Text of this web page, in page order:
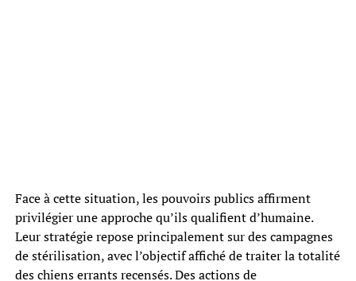
Face à cette situation, les pouvoirs publics affirment
privilégier une approche qu’ils qualifient d’humaine.
Leur stratégie repose principalement sur des campagnes
de stérilisation, avec l’objectif affiché de traiter la totalité
des chiens errants recensés. Des actions de